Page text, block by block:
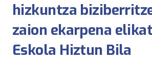
hizkuntza
zaion ekarpena
Eskola Hiztun Bila